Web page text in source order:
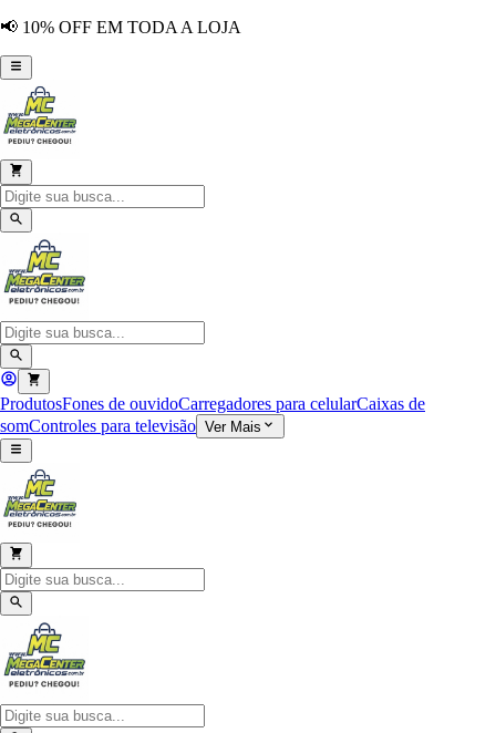
📢 10% OFF EM TODA A LOJA
ProdutosFones de ouvidoCarregadores para celularCaixas de
somControles para televisão Ver Mais